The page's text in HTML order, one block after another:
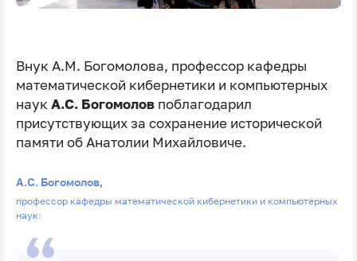
Внук А.М. Богомолова, профессор кафедры
математической кибернетики и компьютерных
наук А.С. Богомоловпоблагодарил
присутствующих за сохранение исторической
памяти об Анатолии Михайловиче.
А.С. Богомолов,
профессор кафедры математической кибернетики и компьютерных
наук: